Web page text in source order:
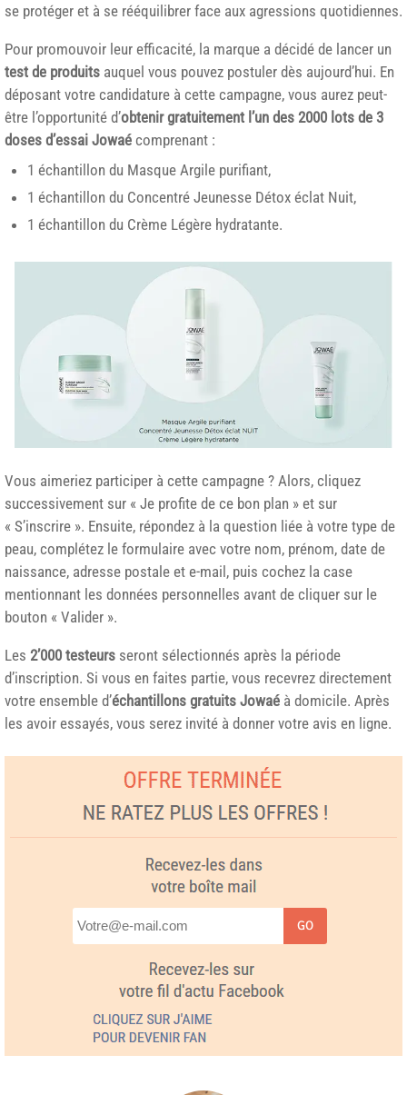
se protéger et à se rééquilibrer face aux agressions quotidiennes.
Pour promouvoir leur efficacité, la marque a décidé de lancer un
test de produits auquel vous pouvez postuler dès aujourd’hui. En
déposant votre candidature à cette campagne, vous aurez peut-
être l’opportunité d’obtenir gratuitement l’un des 2000 lots de 3
doses d’essai Jowaé comprenant :
1 échantillon du Masque Argile purifiant,
1 échantillon du Concentré Jeunesse Détox éclat Nuit,
1 échantillon du Crème Légère hydratante.
Vous aimeriez participer à cette campagne ? Alors, cliquez
successivement sur « Je profite de ce bon plan » et sur
« S’inscrire ». Ensuite, répondez à la question liée à votre type de
peau, complétez le formulaire avec votre nom, prénom, date de
naissance, adresse postale et e-mail, puis cochez la case
mentionnant les données personnelles avant de cliquer sur le
bouton « Valider ».
Les 2’000 testeurs seront sélectionnés après la période
d’inscription. Si vous en faites partie, vous recevrez directement
votre ensemble d’échantillons gratuits Jowaé à domicile. Après
les avoir essayés, vous serez invité à donner votre avis en ligne.
GO